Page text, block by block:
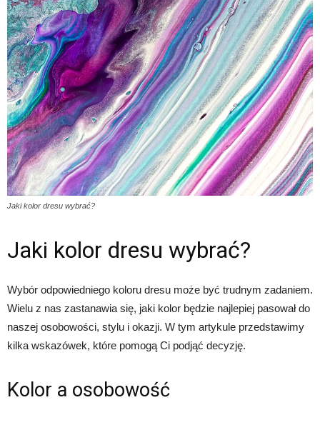
Jaki kolor dresu wybrać?
Jaki kolor dresu wybrać?
Wybór odpowiedniego koloru dresu może być trudnym zadaniem.
Wielu z nas zastanawia się, jaki kolor będzie najlepiej pasował do
naszej osobowości, stylu i okazji. W tym artykule przedstawimy
kilka wskazówek, które pomogą Ci podjąć decyzję.
Kolor a osobowość